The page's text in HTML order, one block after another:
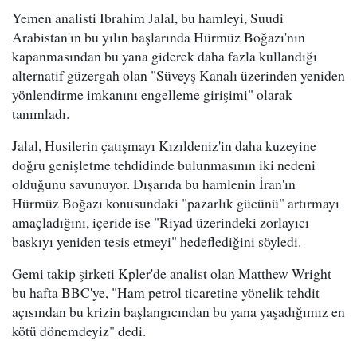
Yemen analisti Ibrahim Jalal, bu hamleyi, Suudi
Arabistan'ın bu yılın başlarında Hürmüz Boğazı'nın
kapanmasından bu yana giderek daha fazla kullandığı
alternatif güzergah olan "Süveyş Kanalı üzerinden yeniden
yönlendirme imkanını engelleme girişimi" olarak
tanımladı.
Jalal, Husilerin çatışmayı Kızıldeniz'in daha kuzeyine
doğru genişletme tehdidinde bulunmasının iki nedeni
olduğunu savunuyor. Dışarıda bu hamlenin İran'ın
Hürmüz Boğazı konusundaki "pazarlık gücünü" artırmayı
amaçladığını, içeride ise "Riyad üzerindeki zorlayıcı
baskıyı yeniden tesis etmeyi" hedeflediğini söyledi.
Gemi takip şirketi Kpler'de analist olan Matthew Wright
bu hafta BBC'ye, "Ham petrol ticaretine yönelik tehdit
açısından bu krizin başlangıcından bu yana yaşadığımız en
kötü dönemdeyiz" dedi.